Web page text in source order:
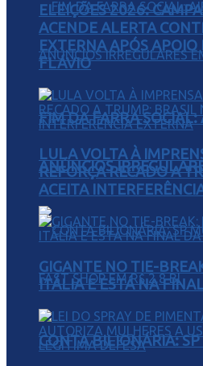
FIM DA FARRA
ANÚNCIOS
CONTA BILIONÁRIA:
ELEIÇÕES 2026:
ACENDE ALERTA
EXTERNA APÓS
FLÁVIO
LULA VOLTA À
REFORÇA RECADO A
ACEITA
GIGANTE NO TIE-
ITÁLIA E ESTÁ NA